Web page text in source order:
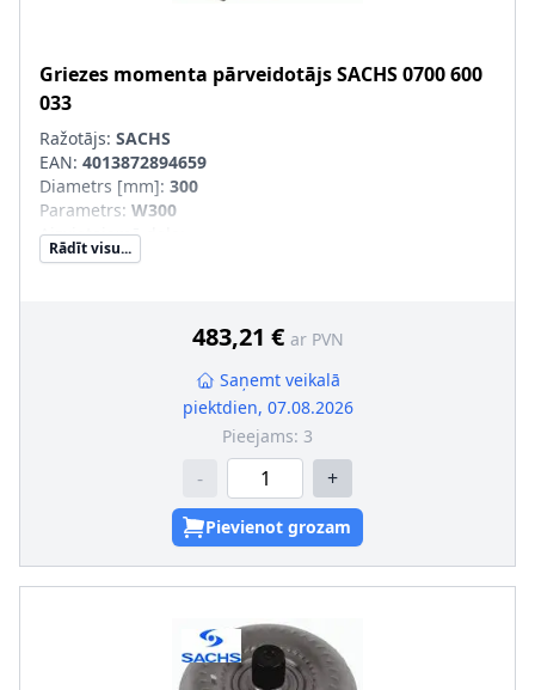
Griezes momenta pārveidotājsSACHS0700 600
033
Ražotājs: SACHS
EAN: 4013872894659
Diametrs [mm]: 300
Parametrs: W300
Aizvietojamā daļa
SVHC:Informācija nav pieejama, lūdzu, griezieties pie
Rādīt visu...
483,21 € ar PVN
Saņemt veikalā
piektdien, 07.08.2026
Pieejams: 3
- +
Pievienot grozam